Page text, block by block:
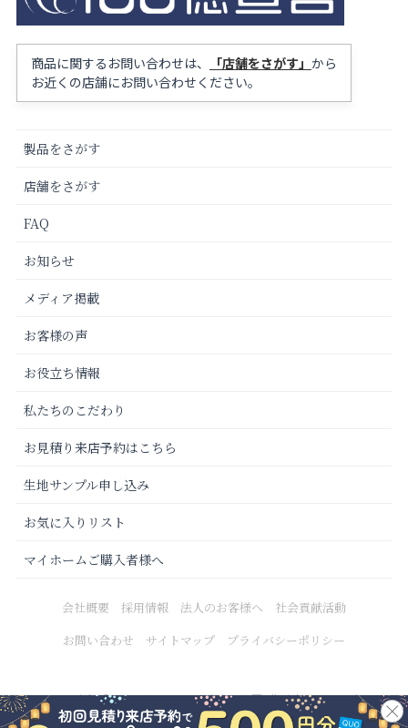
商品に関するお問い合わせは、 「店舗をさがす」 から
お近くの店舗にお問い合わせください。
製品をさがす
店舗をさがす
FAQ
お知らせ
メディア掲載
お客様の声
お役立ち情報
私たちのこだわり
お見積り来店予約はこちら
生地サンプル申し込み
お気に入りリスト
マイホームご購入者様へ
会社概要 採用情報 法人のお客様へ
社会貢献活動
お問い合わせ
サイトマップ プライバシーポリシー
Copyright © 2021 カーテンじゅうたん王国 All Rights Reserved.